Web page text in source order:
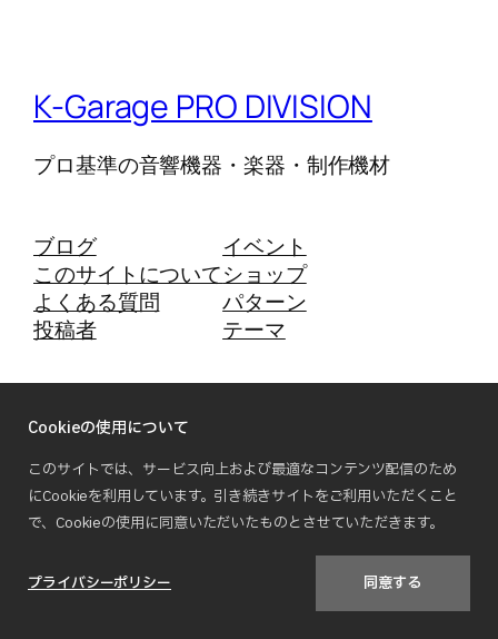
K-Garage PRO DIVISION
プロ基準の音響機器・楽器・制作機材
ブログ
このサイトについて
よくある質問
投稿者
イベント
ショップ
パターン
テーマ
Twenty Twenty-Five
Cookieの使用について
このサイトでは、サービス向上および最適なコンテンツ配信のため
にCookieを利用しています。引き続きサイトをご利用いただくこと
で、Cookieの使用に同意いただいたものとさせていただきます。
プライバシーポリシー 同意する